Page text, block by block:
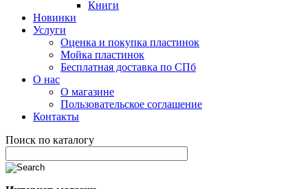
Книги
Новинки
Услуги
Оценка и покупка пластинок
Мойка пластинок
Бесплатная доставка по СПб
О нас
О магазине
Пользовательское соглашение
Контакты
Поиск по каталогу